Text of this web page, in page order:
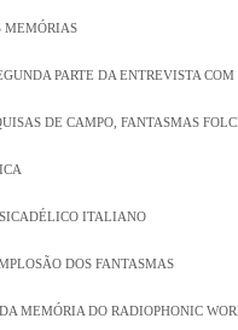
MEMÓRIAS
PARTE DA ENTREVISTA
DE CAMPO, FANTASMAS
ITALIANO
DOS FANTASMAS
MEMÓRIA DO RADIOPHONIC